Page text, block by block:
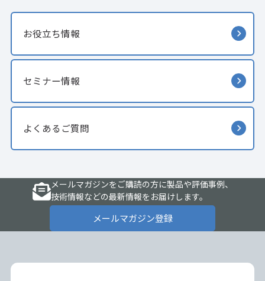
お役立ち情報
セミナー情報
よくあるご質問
メールマガジンをご購読の方に製品や評価事例、
技術情報などの最新情報をお届けします。
メールマガジン登録